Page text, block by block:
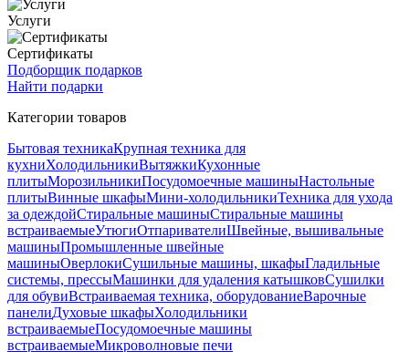
Услуги
Сертификаты
Подборщик подарков
Найти подарки
Категории товаров
Бытовая техникаКрупная техника для
кухниХолодильникиВытяжкиКухонные
плитыМорозильникиПосудомоечные машиныНастольные
плитыВинные шкафыМини-холодильникиТехника для ухода
за одеждойСтиральные машиныСтиральные машины
встраиваемыеУтюгиОтпаривателиШвейные, вышивальные
машиныПромышленные швейные
машиныОверлокиСушильные машины, шкафыГладильные
системы, прессыМашинки для удаления катышковСушилки
для обувиВстраиваемая техника, оборудованиеВарочные
панелиДуховые шкафыХолодильники
встраиваемыеПосудомоечные машины
встраиваемыеМикроволновые печи